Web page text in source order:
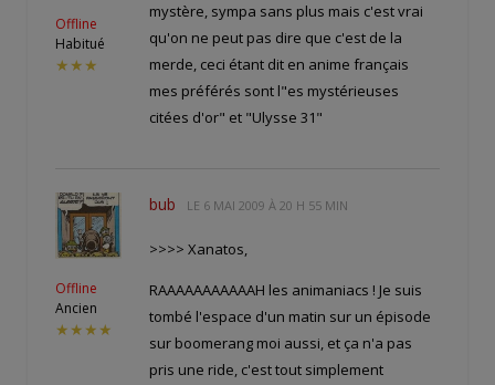
Offline
Habitué
★★★
mystère, sympa sans plus mais c'est vrai
qu'on ne peut pas dire que c'est de la
merde, ceci étant dit en anime français
mes préférés sont l"es mystérieuses
citées d'or" et "Ulysse 31"
Offline
Ancien
★★★★
bub LE 6 MAI 2009 À 20 H 55 MIN
>>>> Xanatos,
RAAAAAAAAAAAH les animaniacs ! Je suis
tombé l'espace d'un matin sur un épisode
sur boomerang moi aussi, et ça n'a pas
pris une ride, c'est tout simplement